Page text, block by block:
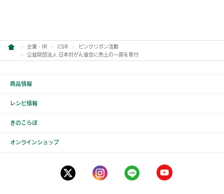
企業・IR CSR
ピンクリボン活動
公益財団法人 日本対がん協会に売上の一部を寄付
商品情報
レシピ情報
きのこらぼ
オンラインショップ